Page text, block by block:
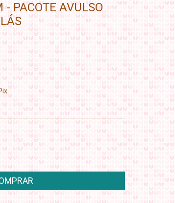
- PACOTE AVULSO